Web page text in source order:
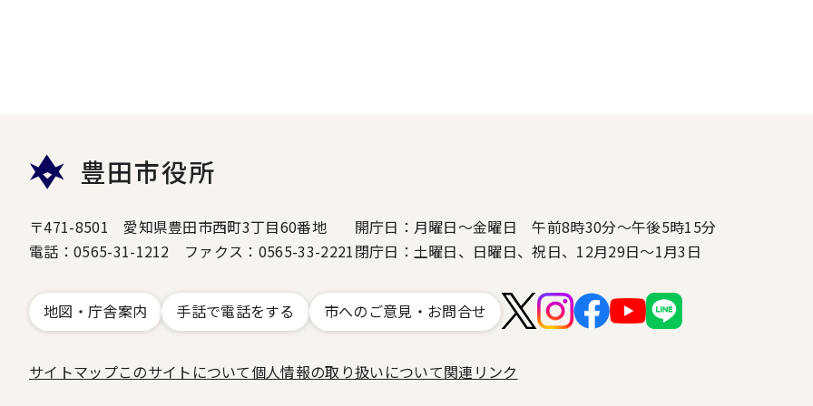
豊田市役所
〒471-8501 愛知県豊田市西町3丁目60番地
電話：0565-31-1212 ファクス：0565-33-2221
開庁日：月曜日～金曜日 午前8時30分～午後5時15分
閉庁日：土曜日、日曜日、祝日、12月29日～1月3日
地図・庁舎案内 手話で電話をする 市へのご意見・お問合せ
サイトマップこのサイトについて個人情報の取り扱いについて関連リンク